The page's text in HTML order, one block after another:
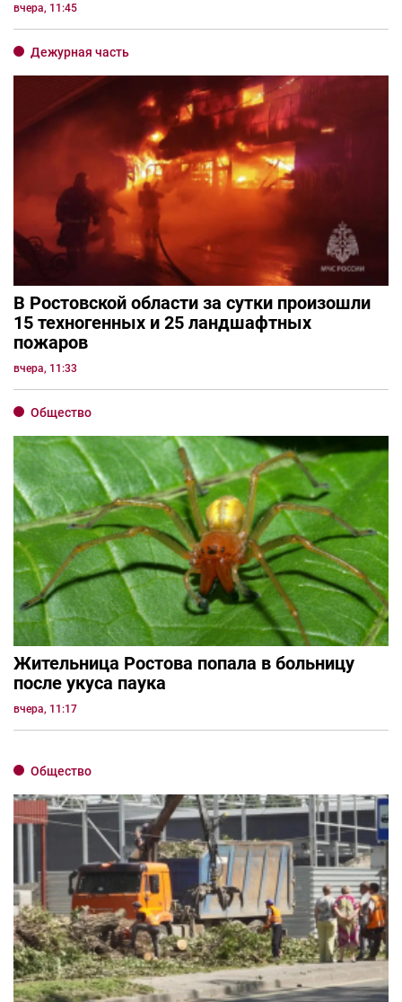
вчера, 11:45
Дежурная часть
В Ростовской области за сутки произошли
15 техногенных и 25 ландшафтных
пожаров
вчера, 11:33
Общество
Жительница Ростова попала в больницу
после укуса паука
вчера, 11:17
Общество